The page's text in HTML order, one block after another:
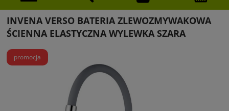
INVENA VERSO BATERIA ZLEWOZMYWAKOWA
ŚCIENNA ELASTYCZNA WYLEWKA SZARA
promocja